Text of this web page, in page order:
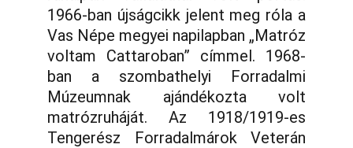
1966-ban újságcikk jelent meg róla a
Vas Népe megyei napilapban „Matróz
voltam Cattaroban” címmel. 1968-
ban a szombathelyi Forradalmi
Múzeumnak ajándékozta volt
matrózruháját. Az 1918/1919-es
Tengerész Forradalmárok Veterán